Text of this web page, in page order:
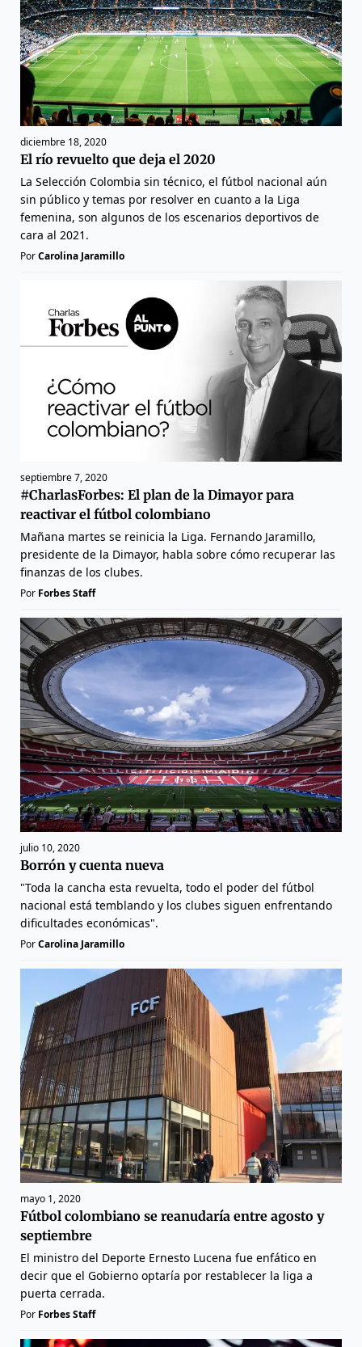
diciembre 18, 2020
El río revuelto que deja el 2020
La Selección Colombia sin técnico, el fútbol nacional aún
sin público y temas por resolver en cuanto a la Liga
femenina, son algunos de los escenarios deportivos de
cara al 2021.
PorCarolina Jaramillo
septiembre 7, 2020
#CharlasForbes: El plan de la Dimayor para
reactivar el fútbol colombiano
Mañana martes se reinicia la Liga. Fernando Jaramillo,
presidente de la Dimayor, habla sobre cómo recuperar las
finanzas de los clubes.
Por Forbes Staff
julio 10, 2020
Borrón y cuenta nueva
"Toda la cancha esta revuelta, todo el poder del fútbol
nacional está temblando y los clubes siguen enfrentando
dificultades económicas".
PorCarolina Jaramillo
mayo 1, 2020
Fútbol colombiano se reanudaría entre agosto y
septiembre
El ministro del Deporte Ernesto Lucena fue enfático en
decir que el Gobierno optaría por restablecer la liga a
puerta cerrada.
Por Forbes Staff